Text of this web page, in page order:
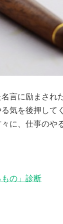
言に励まされ
気を後押して
に、仕事のや
の」診断